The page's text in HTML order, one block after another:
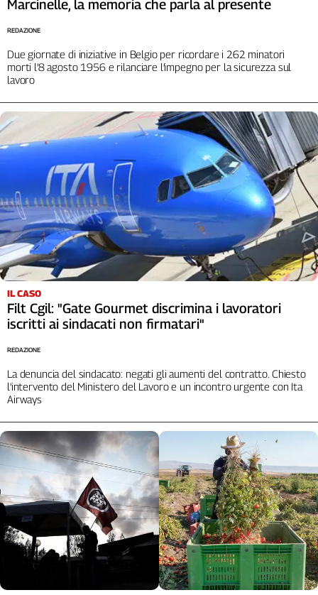
nel
Territori
Molise
Adige
Campania
Emilia-
Romagna
Friuli
Venezia
Giulia
Lazio
Liguria
Piemonte
Puglia
Sicilia
Toscana
Trentino
Umbria
Valle
D'Aosta
Veneto
Archivio
Marcinelle, la memoria che parla al presente
Due giornate di iniziative in Belgio per ricordare i 262 minatori
morti l’8 agosto 1956 e rilanciare l’impegno per la sicurezza sul
lavoro
REDAZIONE
IL CASO
Filt Cgil: "Gate Gourmet discrimina i lavoratori
iscritti ai sindacati non firmatari"
La denuncia del sindacato: negati gli aumenti del contratto. Chiesto
l'intervento del Ministero del Lavoro e un incontro urgente con Ita
Airways
REDAZIONE